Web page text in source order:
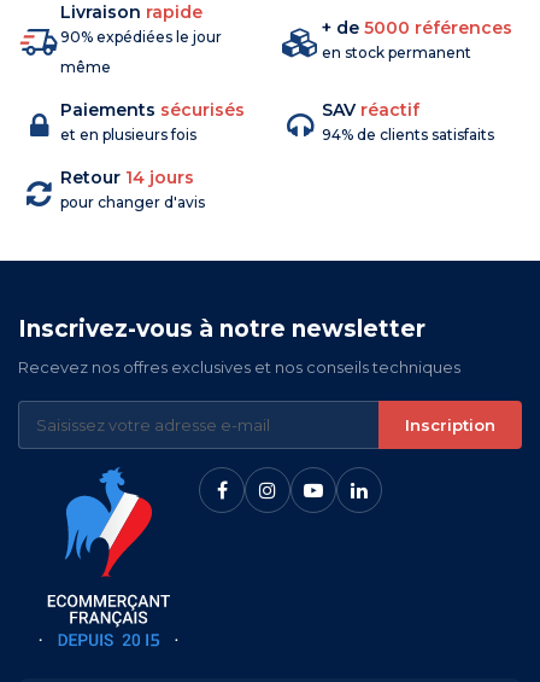
Livraison rapide
90% expédiées le jour
même
+ de 5000 références
en stock permanent
Paiements sécurisés
et en plusieurs fois
SAV réactif
94% de clients satisfaits
Retour 14 jours
pour changer d'avis
Inscrivez-vous à notre newsletter
Recevez nos offres exclusives et nos conseils techniques
Inscription